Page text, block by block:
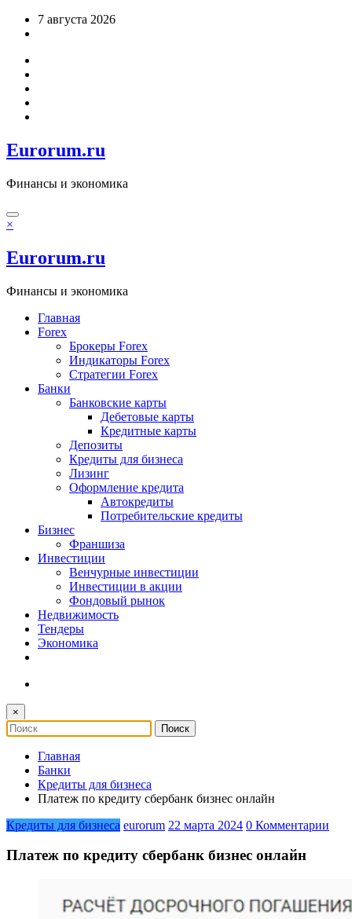
Перейти7 августа 2026
Eurorum.ru
Финансы и экономика
×
Eurorum.ru
Финансы и экономика
Главная
Forex
Брокеры Forex
Индикаторы Forex
Стратегии Forex
Банки
Банковские карты
Дебетовые карты
Кредитные карты
Депозиты
Кредиты для бизнеса
Лизинг
Оформление кредита
Автокредиты
Потребительские кредиты
Бизнес
Франшиза
Инвестиции
Венчурные инвестиции
Инвестиции в акции
Фондовый рынок
Недвижимость
Тендеры
Экономика
×
Главная
Банки
Кредиты для бизнеса
Платеж по кредиту сбербанк бизнес онлайн
Кредиты для бизнеса eurorum 22 марта 2024 0 Комментарии
Платеж по кредиту сбербанк бизнес онлайн